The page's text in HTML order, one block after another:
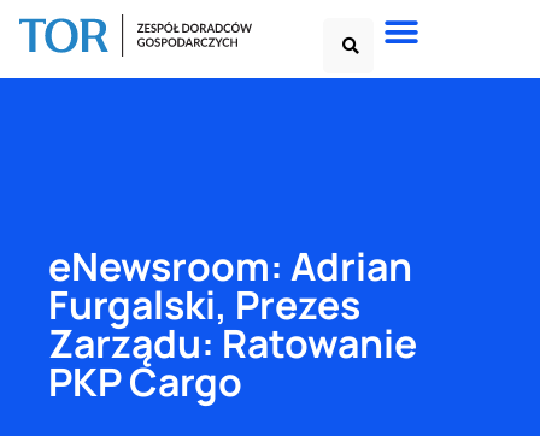
eNewsroom: Adrian
Furgalski, Prezes
Zarządu: Ratowanie
PKP Cargo